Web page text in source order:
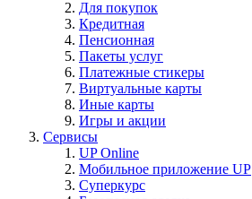
Для покупок
Кредитная
Пенсионная
Пакеты услуг
Платежные стикеры
Виртуальные карты
Иные карты
Игры и акции
Сервисы
UP Online
Мобильное приложение UP
Суперкурс